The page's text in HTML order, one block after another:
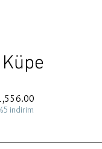
indirim